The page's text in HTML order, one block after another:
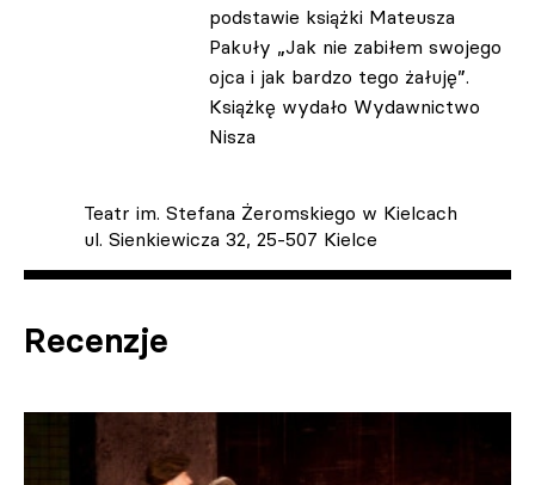
podstawie książki Mateusza
Pakuły „Jak nie zabiłem swojego
ojca i jak bardzo tego żałuję”.
Książkę wydało Wydawnictwo
Nisza
Teatr im. Stefana Żeromskiego w Kielcach
ul. Sienkiewicza 32, 25-507 Kielce
Recenzje